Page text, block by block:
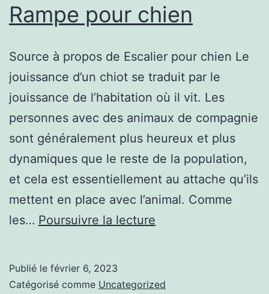
Rampe pour chien
Source à propos de Escalier pour chien Le
jouissance d’un chiot se traduit par le
jouissance de l’habitation où il vit. Les
personnes avec des animaux de compagnie
sont généralement plus heureux et plus
dynamiques que le reste de la population,
et cela est essentiellement au attache qu’ils
mettent en place avec l’animal. Comme
les… Poursuivre la lecture
savoir
Publié le février 6, 2023
Catégorisé comme Uncategorized